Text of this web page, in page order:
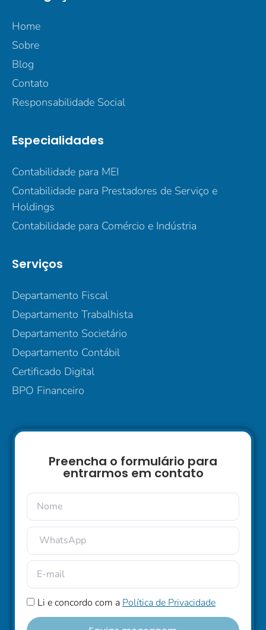
Home
Sobre
Blog
Contato
Responsabilidade Social
Especialidades
Contabilidade para MEI
Contabilidade para Prestadores de Serviço e
Holdings
Contabilidade para Comércio e Indústria
Serviços
Departamento Fiscal
Departamento Trabalhista
Departamento Societário
Departamento Contábil
Certificado Digital
BPO Financeiro
Preencha o formulário para
entrarmos em contato
Li e concordo com a Política de Privacidade